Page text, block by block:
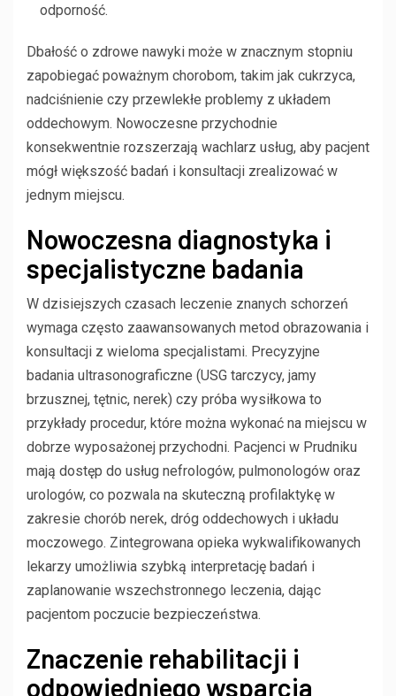
odporność.
Dbałość o zdrowe nawyki może w znacznym stopniu
zapobiegać poważnym chorobom, takim jak cukrzyca,
nadciśnienie czy przewlekłe problemy z układem
oddechowym. Nowoczesne przychodnie
konsekwentnie rozszerzają wachlarz usług, aby pacjent
mógł większość badań i konsultacji zrealizować w
jednym miejscu.
Nowoczesna diagnostyka i
specjalistyczne badania
W dzisiejszych czasach leczenie znanych schorzeń
wymaga często zaawansowanych metod obrazowania i
konsultacji z wieloma specjalistami. Precyzyjne
badania ultrasonograficzne (USG tarczycy, jamy
brzusznej, tętnic, nerek) czy próba wysiłkowa to
przykłady procedur, które można wykonać na miejscu w
dobrze wyposażonej przychodni. Pacjenci w Prudniku
mają dostęp do usług nefrologów, pulmonologów oraz
urologów, co pozwala na skuteczną profilaktykę w
zakresie chorób nerek, dróg oddechowych i układu
moczowego. Zintegrowana opieka wykwalifikowanych
lekarzy umożliwia szybką interpretację badań i
zaplanowanie wszechstronnego leczenia, dając
pacjentom poczucie bezpieczeństwa.
Znaczenie rehabilitacji i
odpowiedniego wsparcia